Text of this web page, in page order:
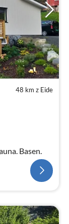
48 km z Eide
Basen.